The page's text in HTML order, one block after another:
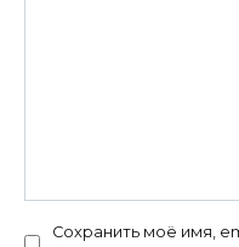
Сохранить моё имя,